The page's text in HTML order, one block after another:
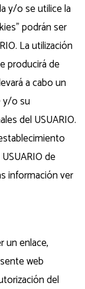
y/o se utilice la
podrán ser
La utilización
producirá de
a cabo un
y/o su
del USUARIO.
de
información ver
un enlace,
web
del